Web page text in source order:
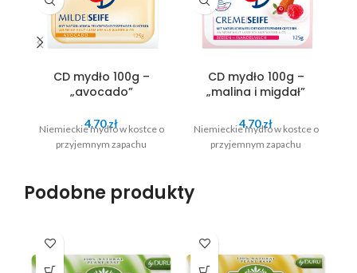
CD mydło 100g –
„avocado”
4.70zł
Niemieckie mydło w kostce o
przyjemnym zapachu
CD mydło 100g –
„malina i migdał”
4.70zł
Niemieckie mydło w kostce o
przyjemnym zapachu
Podobne produkty